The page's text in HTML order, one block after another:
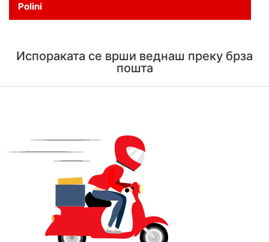
Polini
Испораката се врши веднаш преку брза
пошта